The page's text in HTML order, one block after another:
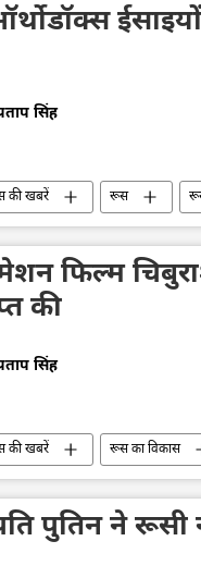
व्लादिवोस्तोक
सिंह
की खबरें रूस
ईसाइयाँ व्लादिमीर पुतिन
फिल्म
की
सिंह
की खबरें रूस का विकास
पुतिन ने